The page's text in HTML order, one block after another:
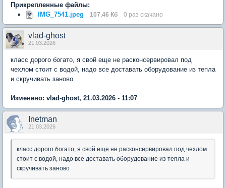
Прикрепленные файлы:
IMG_7541.jpeg
107,46 Кб 0 раз скачано
vlad-ghost
21.03.2026
класс дорого богато, я свой еще не расконсервировал под
чехлом стоит с водой, надо все доставать оборудование из тепла
и скручивать заново
Изменено: vlad-ghost, 21.03.2026 - 11:07
Inetman
21.03.2026
класс дорого богато, я свой еще не расконсервировал под чехлом
стоит с водой, надо все доставать оборудование из тепла и
скручивать заново